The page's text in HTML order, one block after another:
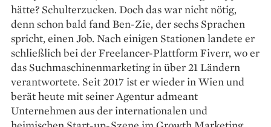
hätte? Schulterzucken. Doch das war nicht nötig,
denn schon bald fand Ben-Zie, der sechs Sprachen
spricht, einen Job. Nach einigen Stationen landete er
schließlich bei der Freelancer-Plattform Fiverr, wo er
das Suchmaschinenmarketing in über 21 Ländern
verantwortete. Seit 2017 ist er wieder in Wien und
berät heute mit seiner Agentur admeant
Unternehmen aus der internationalen und